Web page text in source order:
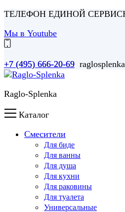
ТЕЛЕФОН ЕДИНОЙ
Мы в Youtube
+7 (495) 666-20-69
+7 (495) 666-20-69
Raglo-Splenka
Каталог
Смесители
Для биде
Для ванны
Для душа
Для кухни
Для раковины
Для туалета
Универсальные